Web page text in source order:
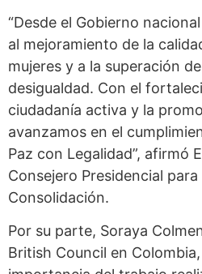
“Desde el Gobierno
al mejoramiento de la
mujeres y a la superación
desigualdad. Con el
ciudadanía activa y la
avanzamos en el
Paz con Legalidad”, afirmó
Consejero Presidencial
Consolidación.
Por su parte, Soraya
British Council en